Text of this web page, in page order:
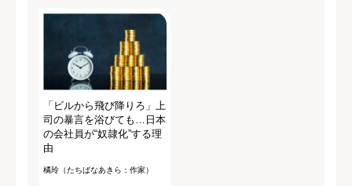
「ビルから飛び降りろ」上
司の暴言を浴びても…日本
の会社員が“奴隷化”する理
由
橘玲（たちばなあきら：作家）